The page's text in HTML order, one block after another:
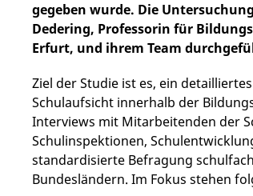
gegeben wurde. Die
Dedering, Professorin für
Erfurt, und ihrem Team
Ziel der Studie ist es, ein
Schulaufsicht innerhalb der
Interviews mit Mitarbeitenden der
Schulinspektionen,
standardisierte Befragung
Bundesländern. Im Fokus stehen